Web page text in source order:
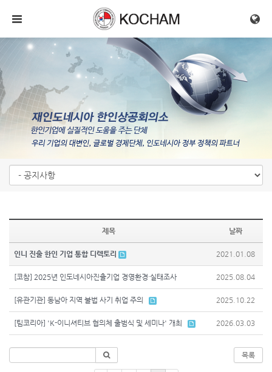
메뉴 건너뛰기
제목 날짜
인니 진출 한인 기업 통합 디렉토리 2021.01.08
[코참] 2025년 인도네시아진출기업 경영환경·실태조사 2025.08.04
[유관기관] 동남아 지역 불법 사기 취업 주의 2025.10.22
[팀코리아] 'K-이니셔티브 협의체 출범식 및 세미나' 개최 2026.03.03
목록